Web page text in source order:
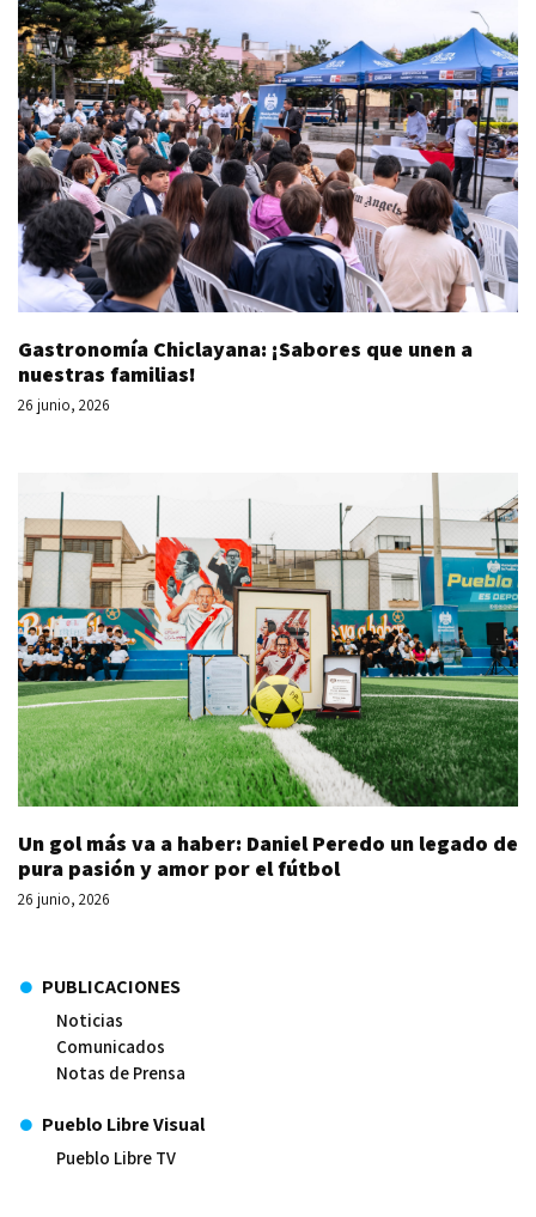
Gastronomía Chiclayana: ¡Sabores que unen a
nuestras familias!
26 junio, 2026
Un gol más va a haber: Daniel Peredo un legado de
pura pasión y amor por el fútbol
26 junio, 2026
PUBLICACIONES
Noticias
Comunicados
Notas de Prensa
Pueblo Libre Visual
Pueblo Libre TV